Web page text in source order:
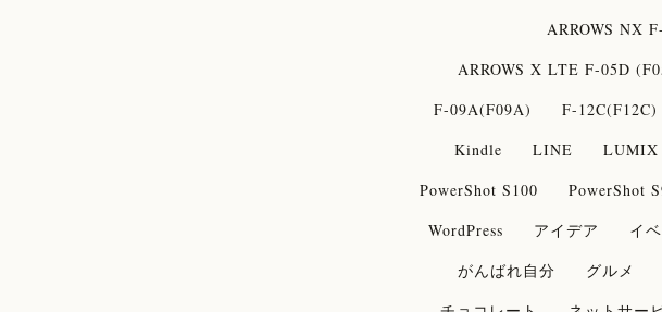
ARROWS NX
ARROWS X LTE F-05D
F-09A(F09A)
F-12C(F12C)
Kindle
LINE LUMIX
PowerShot S100
PowerShot
WordPress
アイデア イ
がんばれ自分
グルメ